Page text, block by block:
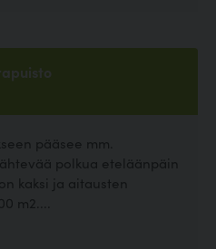
pääsee mm.
polkua eteläänpäin
kaksi ja aitausten
m2....